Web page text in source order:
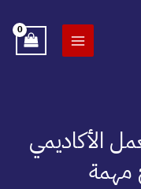
الأكاديمي